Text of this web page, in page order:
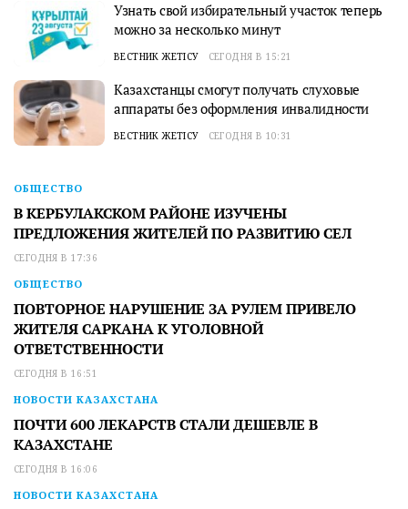
Узнать свой избирательный участок теперь
можно за несколько минут
ВЕСТНИК ЖЕТІСУ СЕГОДНЯ В 15:21
Казахстанцы смогут получать слуховые
аппараты без оформления инвалидности
ВЕСТНИК ЖЕТІСУ СЕГОДНЯ В 10:31
ОБЩЕСТВО
В КЕРБУЛАКСКОМ РАЙОНЕ ИЗУЧЕНЫ
ПРЕДЛОЖЕНИЯ ЖИТЕЛЕЙ ПО РАЗВИТИЮ СЕЛ
СЕГОДНЯ В 17:36
ОБЩЕСТВО
ПОВТОРНОЕ НАРУШЕНИЕ ЗА РУЛЕМ ПРИВЕЛО
ЖИТЕЛЯ САРКАНА К УГОЛОВНОЙ
ОТВЕТСТВЕННОСТИ
СЕГОДНЯ В 16:51
НОВОСТИ КАЗАХСТАНА
ПОЧТИ 600 ЛЕКАРСТВ СТАЛИ ДЕШЕВЛЕ В
КАЗАХСТАНЕ
СЕГОДНЯ В 16:06
НОВОСТИ КАЗАХСТАНА